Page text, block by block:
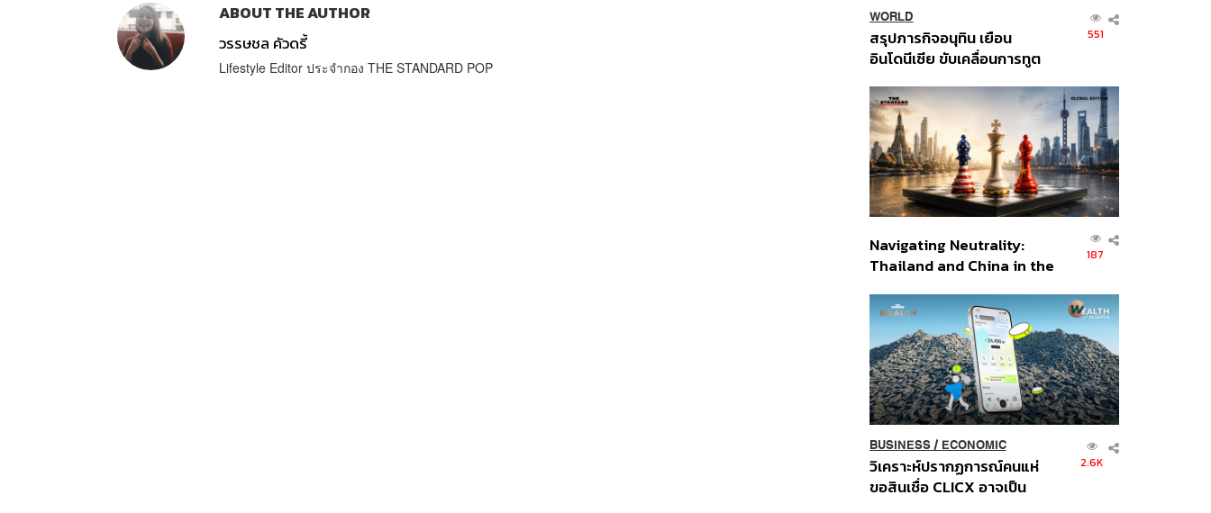
ABOUT THE AUTHOR
วรรษชล คัวดรี้
Lifestyle Editor ประจำกอง THE STANDARD POP
WORLD
สรุปภารกิจอนุทิน เยือน
อินโดนีเซีย ขับเคลื่อนการทูต
ส่วนยุทธศาสตร์ไทย –
อินโดนีเซีย
551
Navigating Neutrality:
Thailand and China in the
Order
187
BUSINESS/ ECONOMIC
วิเคราะห์ปรากฏการณ์คนแห่
ขอสินเชื่อ CLICX อาจเป็น
2.6K